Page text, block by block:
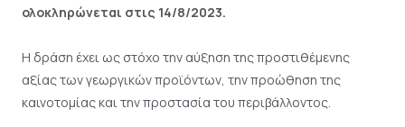
ολοκληρώνεται στις 14/8/2023.
Η δράση έχει ως στόχο την αύξηση της προστιθέμενης
αξίας των γεωργικών προϊόντων, την προώθηση της
καινοτομίας και την προστασία του περιβάλλοντος.